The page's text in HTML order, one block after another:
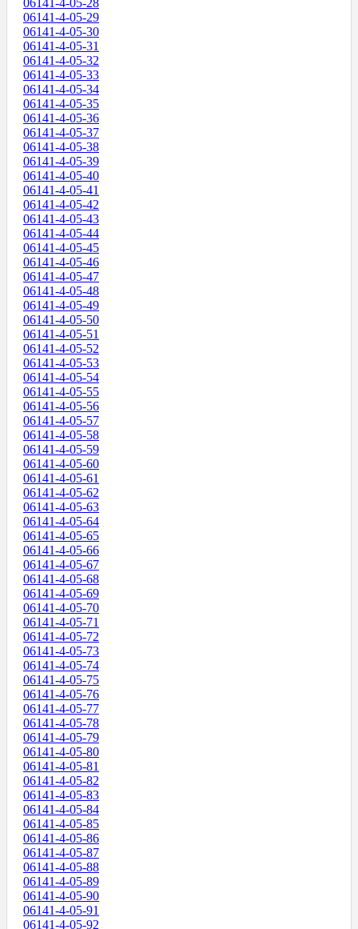
06141-4-05-28
06141-4-05-29
06141-4-05-30
06141-4-05-31
06141-4-05-32
06141-4-05-33
06141-4-05-34
06141-4-05-35
06141-4-05-36
06141-4-05-37
06141-4-05-38
06141-4-05-39
06141-4-05-40
06141-4-05-41
06141-4-05-42
06141-4-05-43
06141-4-05-44
06141-4-05-45
06141-4-05-46
06141-4-05-47
06141-4-05-48
06141-4-05-49
06141-4-05-50
06141-4-05-51
06141-4-05-52
06141-4-05-53
06141-4-05-54
06141-4-05-55
06141-4-05-56
06141-4-05-57
06141-4-05-58
06141-4-05-59
06141-4-05-60
06141-4-05-61
06141-4-05-62
06141-4-05-63
06141-4-05-64
06141-4-05-65
06141-4-05-66
06141-4-05-67
06141-4-05-68
06141-4-05-69
06141-4-05-70
06141-4-05-71
06141-4-05-72
06141-4-05-73
06141-4-05-74
06141-4-05-75
06141-4-05-76
06141-4-05-77
06141-4-05-78
06141-4-05-79
06141-4-05-80
06141-4-05-81
06141-4-05-82
06141-4-05-83
06141-4-05-84
06141-4-05-85
06141-4-05-86
06141-4-05-87
06141-4-05-88
06141-4-05-89
06141-4-05-90
06141-4-05-91
06141-4-05-92